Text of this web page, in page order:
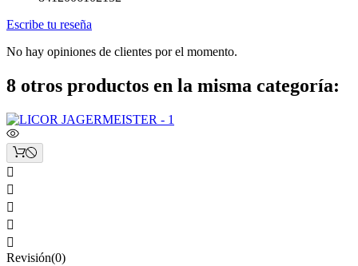
Escribe tu reseña
No hay opiniones de clientes por el momento.
8 otros productos en la misma categoría:





Revisión(0)